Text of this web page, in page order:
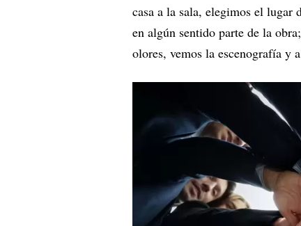
casa a la sala, elegimos el lugar
en algún sentido parte de la
olores, vemos la escenografía y